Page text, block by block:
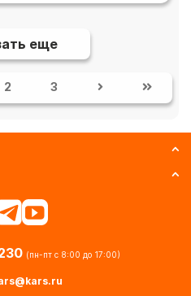
еще
2 3
(пн-пт с 8:00 до 17:00)